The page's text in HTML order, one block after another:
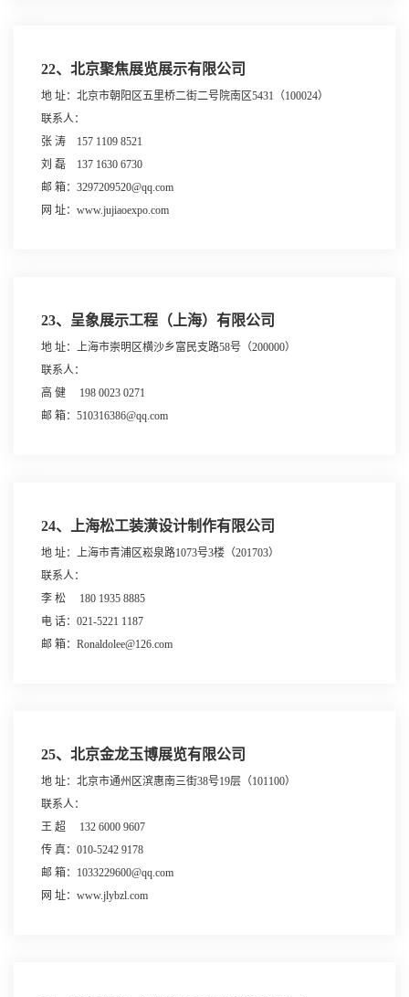
22、北京聚焦展览展示有限公司
地 址：北京市朝阳区五里桥二街二号院南区5431（100024）
联系人：
张 涛 157 1109 8521
刘 磊 137 1630 6730
邮 箱：3297209520@qq.com
网 址：www.jujiaoexpo.com
23、呈象展示工程（上海）有限公司
地 址：上海市崇明区横沙乡富民支路58号（200000）
联系人：
高 健 198 0023 0271
邮 箱：510316386@qq.com
24、上海松工装潢设计制作有限公司
地 址：上海市青浦区崧泉路1073号3楼（201703）
联系人：
李 松 180 1935 8885
电 话：021-5221 1187
邮 箱：Ronaldolee@126.com
25、北京金龙玉博展览有限公司
地 址：北京市通州区滨惠南三街38号19层（101100）
联系人：
王 超 132 6000 9607
传 真：010-5242 9178
邮 箱：1033229600@qq.com
网 址：www.jlybzl.com